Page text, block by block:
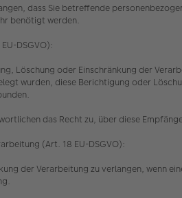
dass Sie betreffende
benötigt werden.
DSGVO):
Löschung oder Einschränkung der
wurden, diese Berichtigung oder
das Recht zu, über diese
(Art. 18 EU-DSGVO):
der Verarbeitung zu verlangen, wenn